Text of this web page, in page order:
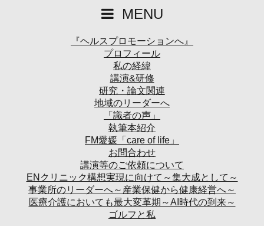
MENU
『ヘルスプロモーションへ』
プロフィール
私の経緯
講演&研修
研究・論文関連
地域のリーダーへ
「識者の声」
執筆本紹介
FM愛媛「care of life」
お問合わせ
講演等のご依頼について
ENクリニック構想実現に向けて～集大成として～
事業所のリーダーへ～産業保健から健康経営へ～
医療介護においても最大変革期～AI時代の到来～
ゴルフと私